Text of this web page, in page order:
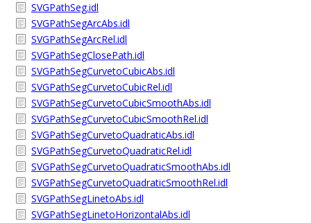
SVGPathSeg.idl
SVGPathSegArcAbs.idl
SVGPathSegArcRel.idl
SVGPathSegClosePath.idl
SVGPathSegCurvetoCubicAbs.idl
SVGPathSegCurvetoCubicRel.idl
SVGPathSegCurvetoCubicSmoothAbs.idl
SVGPathSegCurvetoCubicSmoothRel.idl
SVGPathSegCurvetoQuadraticAbs.idl
SVGPathSegCurvetoQuadraticRel.idl
SVGPathSegCurvetoQuadraticSmoothAbs.idl
SVGPathSegCurvetoQuadraticSmoothRel.idl
SVGPathSegLinetoAbs.idl
SVGPathSegLinetoHorizontalAbs.idl